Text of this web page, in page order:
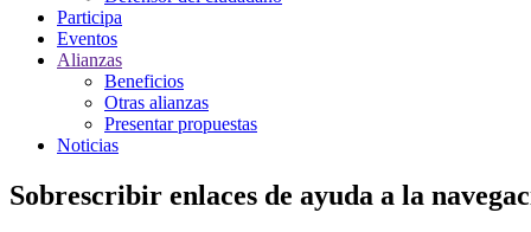
Participa
Eventos
Alianzas
Beneficios
Otras alianzas
Presentar propuestas
Noticias
Sobrescribir enlaces de ayuda a la